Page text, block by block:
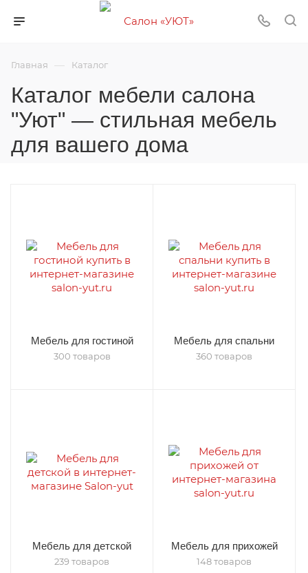
Главная — Каталог
Каталог мебели салона
"Уют" — стильная мебель
для вашего дома
Мебель для гостиной
300 товаров
Мебель для спальни
360 товаров
Мебель для детской
239 товаров
Мебель для прихожей
148 товаров